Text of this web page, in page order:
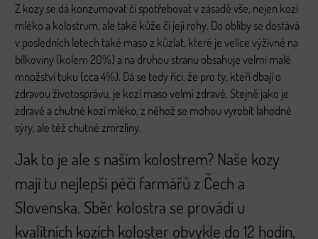
Z kozy se dá konzumovat či spotřebovat v zásadě vše, nejen kozí
mléko a kolostrum, ale také kůže či její rohy. Do obliby se dostává
v posledních letech také maso z kůzlat, které je velice výživné na
bílkoviny (kolem 20%) a na druhou stranu obsahuje velmi malé
množství tuku (cca 4%). Dá se tedy říci, že pro ty, kteří dbají o
zdravou životosprávu, je kozí maso velmi zdravé. Stejně jako je
zdravé a chutné kozí mléko, z něhož se mohou vyrobit lahodné
sýry, ale též chutné zmrzliny.
Jak to je ale s naším kolostrem? Naše kozy
mají tu nejlepší péči farmářů z Čech a
Slovenska. Sběr kolostra se provádí u
kvalitních kozích koloster obvykle do 12 hodin,